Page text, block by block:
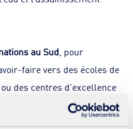
au Sud , pour
faire vers des écoles de
des centres d'excellence
supérieur et en